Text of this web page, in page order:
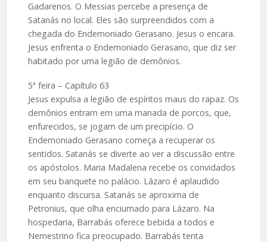
Gadarenos. O Messias percebe a presença de
Satanás no local. Eles são surpreendidos com a
chegada do Endemoniado Gerasano. Jesus o encara.
Jesus enfrenta o Endemoniado Gerasano, que diz ser
habitado por uma legião de demônios.
5ª feira – Capítulo 63
Jesus expulsa a legião de espíritos maus do rapaz. Os
demônios entram em uma manada de porcos, que,
enfurecidos, se jogam de um precipício. O
Endemoniado Gerasano começa a recuperar os
sentidos. Satanás se diverte ao ver a discussão entre
os apóstolos. Maria Madalena recebe os convidados
em seu banquete no palácio. Lázaro é aplaudido
enquanto discursa. Satanás se aproxima de
Petronius, que olha enciumado para Lázaro. Na
hospedaria, Barrabás oferece bebida a todos e
Nemestrino fica preocupado. Barrabás tenta